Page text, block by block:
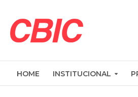
HOME INSTITUCIONAL